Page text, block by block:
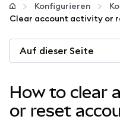
Konfigurieren
Krypto
Bleiben Sie
Konfigurieren
Clear account activity or
Auf dieser Seite
How to clear
or reset